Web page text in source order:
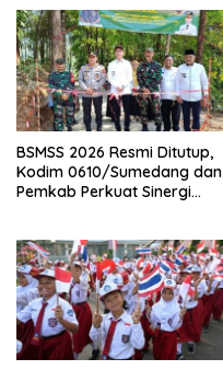
BSMSS 2026 Resmi Ditutup,
Kodim 0610/Sumedang dan
Pemkab Perkuat Sinergi